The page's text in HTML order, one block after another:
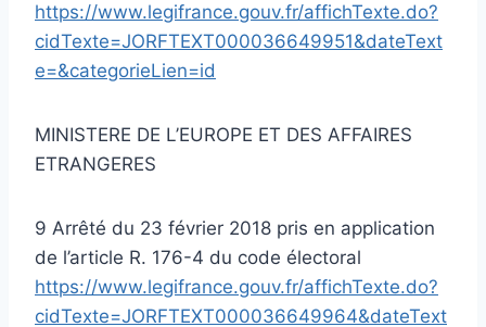
https://www.legifrance.gouv.fr/affichTexte.do?
cidTexte=JORFTEXT000036649951&dateText
e=&categorieLien=id
MINISTERE DE L’EUROPE ET DES AFFAIRES
ETRANGERES
9 Arrêté du 23 février 2018 pris en application
de l’article R. 176-4 du code électoral
https://www.legifrance.gouv.fr/affichTexte.do?
cidTexte=JORFTEXT000036649964&dateText